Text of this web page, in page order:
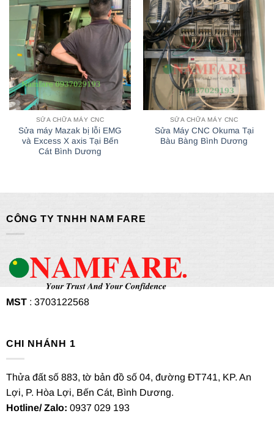
SỬA CHỮA MÁY CNC
Sửa máy Mazak bị lỗi EMG
và Excess X axis Tại Bến
Cát Bình Dương
SỬA CHỮA MÁY CNC
Sửa Máy CNC Okuma Tại
Bàu Bàng Bình Dương
CÔNG TY TNHH NAM FARE
MST: 3703122568
CHI NHÁNH 1
Thửa đất số 883, tờ bản đồ số 04, đường ĐT741, KP. An
Lợi, P. Hòa Lợi, Bến Cát, Bình Dương.
Hotline/ Zalo: 0937 029 193